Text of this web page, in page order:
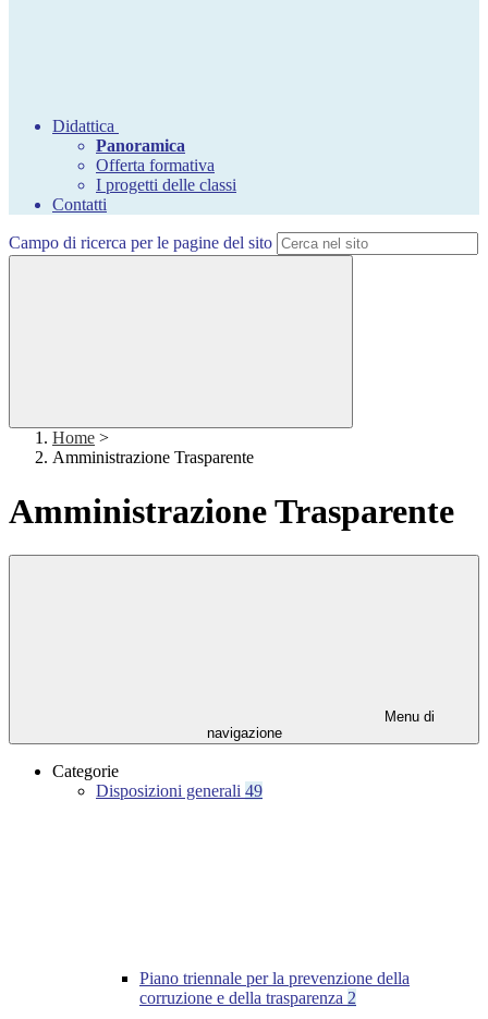
Didattica
Panoramica
Offerta formativa
I progetti delle classi
Contatti
Campo di ricerca per le pagine del sito
Home >
Amministrazione Trasparente
Amministrazione Trasparente
Menu di
navigazione
Categorie
Disposizioni generali 49
Piano triennale per la prevenzione della
corruzione e della trasparenza 2